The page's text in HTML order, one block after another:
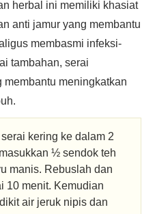
herbal ini memiliki khasiat
anti jamur yang membantu
membasmi infeksi-
tambahan, serai
meningkatkan
kering ke dalam 2
½ sendok teh
manis. Rebuslah dan
10 menit. Kemudian
air jeruk nipis dan